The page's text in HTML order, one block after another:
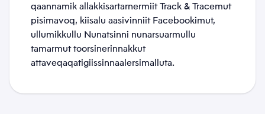
qaannamik allakkisartarnermiit Track & Tracemut
pisimavoq, kiisalu aasivinniit Facebookimut,
ullumikkullu Nunatsinni nunarsuarmullu
tamarmut toorsinerinnakkut
attaveqaqatigiissinnaalersimalluta.
Suussuseq
Sammisaq
*